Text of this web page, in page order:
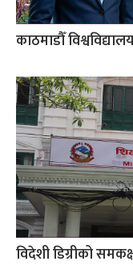
काठमाडौँ
विदेशी डिग्रीको